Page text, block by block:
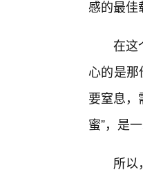
感的最佳
在这
心的是
要窒息，
蜜”，是
所以